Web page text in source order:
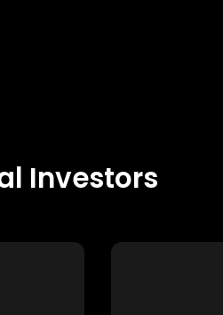
Investors